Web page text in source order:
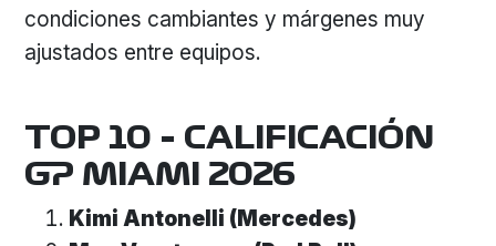
condiciones cambiantes y márgenes muy
ajustados entre equipos.
TOP 10 – CALIFICACIÓN
GP MIAMI 2026
Kimi Antonelli (Mercedes)